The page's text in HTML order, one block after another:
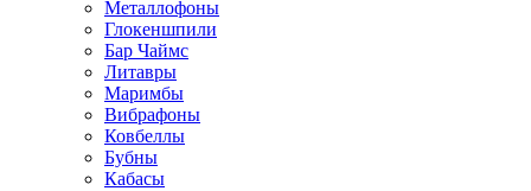
Металлофоны
Глокеншпили
Бар Чаймс
Литавры
Маримбы
Вибрафоны
Ковбеллы
Бубны
Кабасы